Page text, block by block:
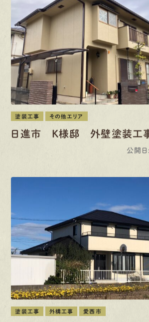
塗装工事 その他エリア
日進市 K様邸 外壁塗装工
公開
塗装工事 外構工事 愛西市